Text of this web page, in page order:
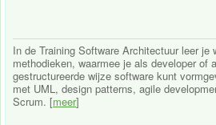
In de Training Software Architectuur leer je
methodieken, waarmee je als developer of
gestructureerde wijze software kunt
met UML, design patterns, agile
Scrum. [meer]